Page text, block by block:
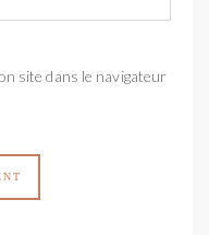
site dans le navigateur